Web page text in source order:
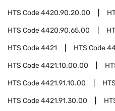
HTS Code4420.90.20.00
HTS Code4420.90.65.00
HTS Code4421 HTS Code
HTS Code4421.10.00.00
HTS Code4421.91.10.00
HTS Code4421.91.30.00